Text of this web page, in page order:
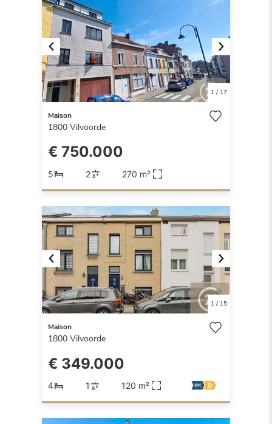
Previous Next
1/ 17
Maison
1800 Vilvoorde
€ 750.000
5 2 270 m²
Previous Next
1/ 15
Maison
1800 Vilvoorde
€ 349.000
4 1 120 m²